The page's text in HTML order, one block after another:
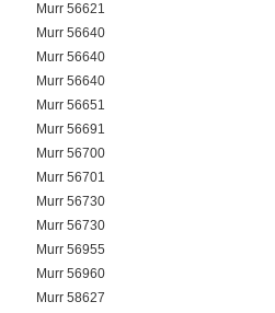
Murr 56621
Murr 56640
Murr 56640
Murr 56640
Murr 56651
Murr 56691
Murr 56700
Murr 56701
Murr 56730
Murr 56730
Murr 56955
Murr 56960
Murr 58627